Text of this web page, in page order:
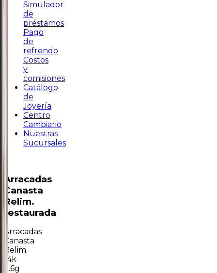
Simulador
de
préstamos
Pago
de
refrendo
Costos
y
comisiones
Catálogo
de
Joyería
Centro
Cambiario
Nuestras
Sucursales
Arracadas
Canasta
Relim.
restaurada
Arracadas
Canasta
Relim.
14k
3.6g